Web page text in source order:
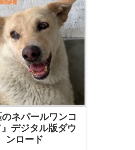
のネパールワンコ
デジタル版ダウ
ンロード